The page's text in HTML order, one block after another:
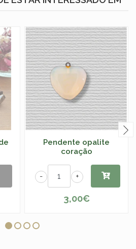
Pendente opalite
coração
+
-
3,00€